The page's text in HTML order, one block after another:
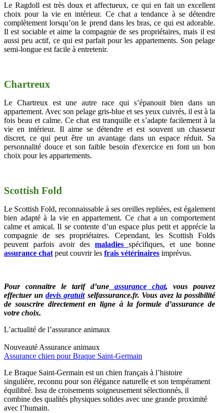
Le Ragdoll est très doux et affectueux, ce qui en fait un excellent
choix pour la vie en intérieur. Ce chat a tendance à se détendre
complètement lorsqu’on le prend dans les bras, ce qui est adorable.
Il est sociable et aime la compagnie de ses propriétaires, mais il est
aussi peu actif, ce qui est parfait pour les appartements. Son pelage
semi-longue est facile à entretenir.
Chartreux
Le Chartreux est une autre race qui s’épanouit bien dans un
appartement. Avec son pelage gris-blue et ses yeux cuivrés, il est à la
fois beau et calme. Ce chat est tranquille et s’adapte facilement à la
vie en intérieur. Il aime se détendre et est souvent un chasseur
discret, ce qui peut être un avantage dans un espace réduit. Sa
personnalité douce et son faible besoin d'exercice en font un bon
choix pour les appartements.
Scottish Fold
Le Scottish Fold, reconnaissable à ses oreilles repliées, est également
bien adapté à la vie en appartement. Ce chat a un comportement
calme et amical. Il se contente d’un espace plus petit et apprécie la
compagnie de ses propriétaires. Cependant, les Scottish Folds
peuvent parfois avoir des maladies spécifiques, et une bonne
assurance chat peut couvrir les frais vétérinaires imprévus.
Pour connaitre le tarif d’une assurance chat, vous pouvez
effectuer undevis gratuitselfassurance.fr. Vous avez la possibilité
de souscrire directement en ligne à la formule d’assurance de
votre choix.
L’actualité de l’assurance animaux
Nouveauté Assurance animaux
Assurance chien pour Braque Saint-Germain
Le Braque Saint-Germain est un chien français à l’histoire
singulière, reconnu pour son élégance naturelle et son tempérament
équilibré. Issu de croisements soigneusement sélectionnés, il
combine des qualités physiques solides avec une grande proximité
avec l’humain.